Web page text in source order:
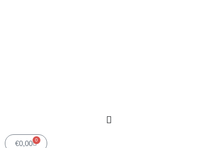
€0,00 0
Winkelwagen